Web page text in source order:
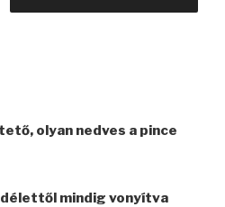
olyan nedves a pince
mindig vonyítva